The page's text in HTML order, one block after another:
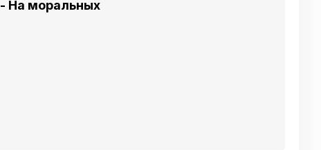
На моральных